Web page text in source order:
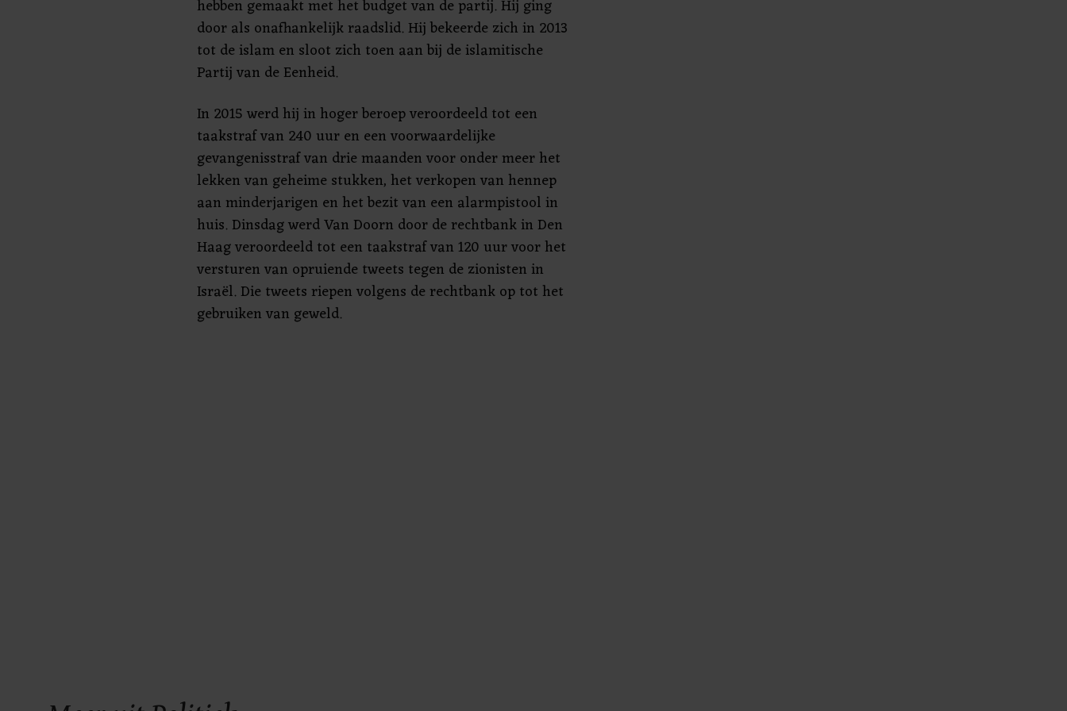
hebben gemaakt met het budget van de partij. Hij ging
door als onafhankelijk raadslid. Hij bekeerde zich in 2013
tot de islam en sloot zich toen aan bij de islamitische
Partij van de Eenheid.
In 2015 werd hij in hoger beroep veroordeeld tot een
taakstraf van 240 uur en een voorwaardelijke
gevangenisstraf van drie maanden voor onder meer het
lekken van geheime stukken, het verkopen van hennep
aan minderjarigen en het bezit van een alarmpistool in
huis. Dinsdag werd Van Doorn door de rechtbank in Den
Haag veroordeeld tot een taakstraf van 120 uur voor het
versturen van opruiende tweets tegen de zionisten in
Israël. Die tweets riepen volgens de rechtbank op tot het
gebruiken van geweld.